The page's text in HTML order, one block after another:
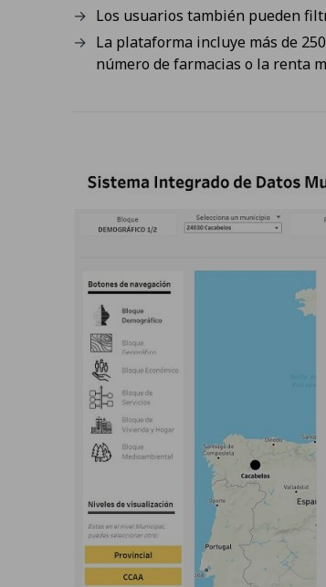
Los usuarios también pueden
La plataforma incluye más de
número de farmacias o la renta